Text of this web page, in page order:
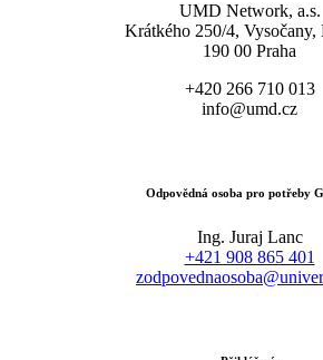
UMD Network, a.s.
Krátkého 250/4, Vysočany,
190 00 Praha
+420 266 710 013
info@umd.cz
Odpovědná osoba pro potřeby
Ing. Juraj Lanc
+421 908 865 401